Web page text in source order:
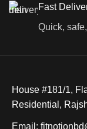
Fast
Quick,
House #181/1,
Residential,
Email: